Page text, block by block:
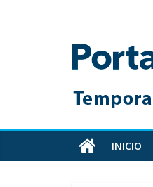
Toda
información
cruceros
en
un
INICIO